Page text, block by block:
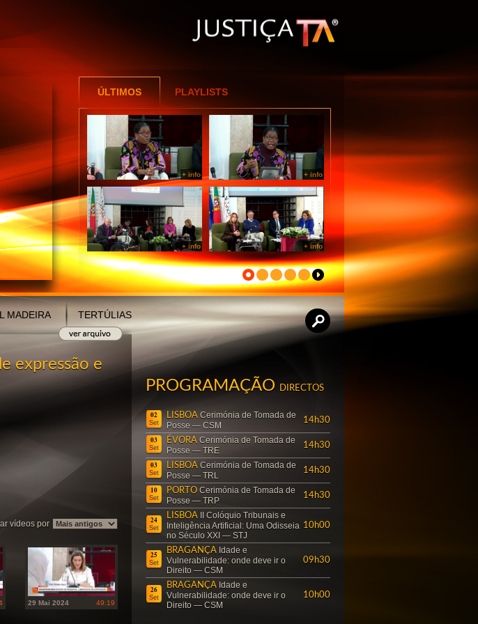
[Entrar por IP]
ÚLTIMOS PLAYLISTS
+ info + info
+ info + info + info
MADEIRA TERTÚLIAS
expressão e
vídeos por
29 Mai 2024 49:19
PROGRAMAÇÃO DIRECTOS
02
Set
LISBOA Cerimónia de Tomada de
Posse — CSM
14h30
03
Set
ÉVORA Cerimónia de Tomada de
Posse — TRE
14h30
03
Set
LISBOA Cerimónia de Tomada de
Posse — TRL
14h30
10
Set
PORTO Cerimónia de Tomada de
Posse — TRP
14h30
24
Set
LISBOA II Colóquio Tribunais e
Inteligência Artificial: Uma Odisseia
no Século XXI — STJ
10h00
25
Set
BRAGANÇA Idade e
Vulnerabilidade: onde deve ir o
Direito — CSM
09h30
26
Set
BRAGANÇA Idade e
Vulnerabilidade: onde deve ir o
Direito — CSM
10h00